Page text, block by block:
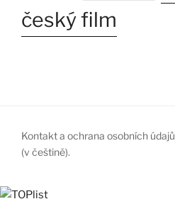
český film
Kontakt a ochrana osobních údajů
(v češtině).